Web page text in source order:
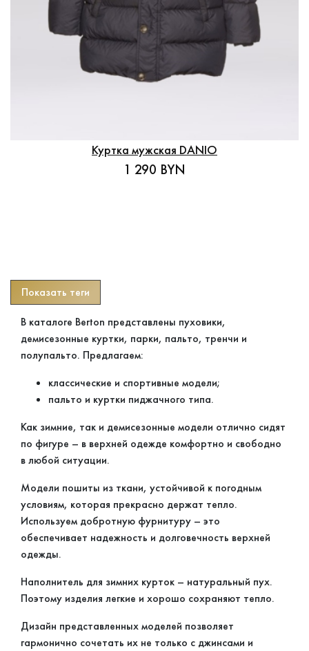
Куртка мужская DANIO
1 290 BYN
В каталоге Berton представлены пуховики,
демисезонные куртки, парки, пальто, тренчи и
полупальто. Предлагаем:
классические и спортивные модели;
пальто и куртки пиджачного типа.
Как зимние, так и демисезонные модели отлично сидят
по фигуре – в верхней одежде комфортно и свободно
в любой ситуации.
Модели пошиты из ткани, устойчивой к погодным
условиям, которая прекрасно держат тепло.
Используем добротную фурнитуру – это
обеспечивает надежность и долговечность верхней
одежды.
Наполнитель для зимних курток – натуральный пух.
Поэтому изделия легкие и хорошо сохраняют тепло.
Дизайн представленных моделей позволяет
гармонично сочетать их не только с джинсами и